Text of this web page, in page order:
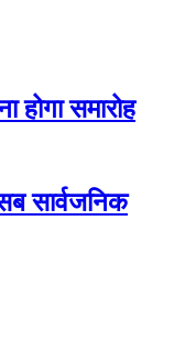
होगा समारोह
सार्वजनिक